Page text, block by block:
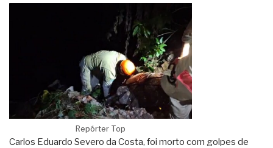
Repórter Top
Carlos Eduardo Severo da Costa, foi morto com golpes de